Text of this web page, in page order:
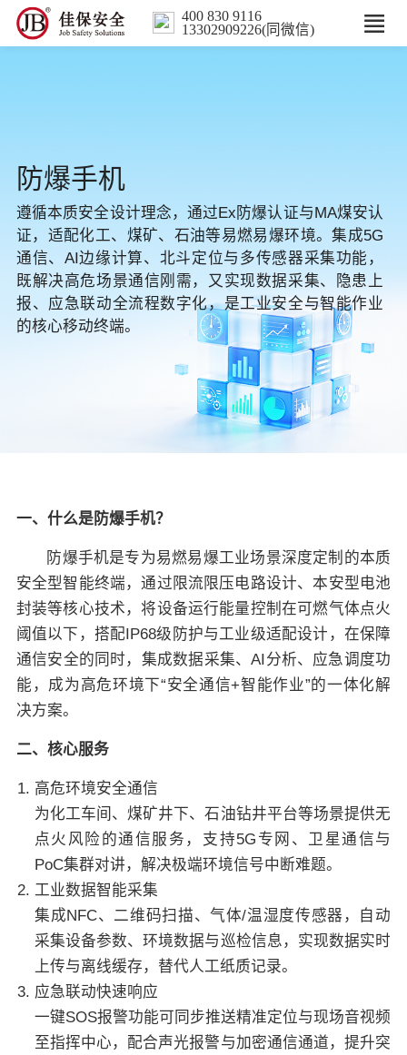
400 830 9116
13302909226(同微信)
数智解决方案
行业案例
培训
人力服务
防爆手机
遵循本质安全设计理念，通过Ex防爆认证与MA煤安认
证，适配化工、煤矿、石油等易燃易爆环境。集成5G
通信、AI边缘计算、北斗定位与多传感器采集功能，
既解决高危场景通信刚需，又实现数据采集、隐患上
报、应急联动全流程数字化，是工业安全与智能作业
的核心移动终端。
一、什么是防爆手机？
防爆手机是专为易燃易爆工业场景深度定制的本质
安全型智能终端，通过限流限压电路设计、本安型电池
封装等核心技术，将设备运行能量控制在可燃气体点火
阈值以下，搭配IP68级防护与工业级适配设计，在保障
通信安全的同时，集成数据采集、AI分析、应急调度功
能，成为高危环境下“安全通信+智能作业”的一体化解
决方案。
二、核心服务
高危环境安全通信
为化工车间、煤矿井下、石油钻井平台等场景提供无
点火风险的通信服务，支持5G专网、卫星通信与
PoC集群对讲，解决极端环境信号中断难题。
工业数据智能采集
集成NFC、二维码扫描、气体/温湿度传感器，自动
采集设备参数、环境数据与巡检信息，实现数据实时
上传与离线缓存，替代人工纸质记录。
应急联动快速响应
一键SOS报警功能可同步推送精准定位与现场音视频
至指挥中心，配合声光报警与加密通信通道，提升突